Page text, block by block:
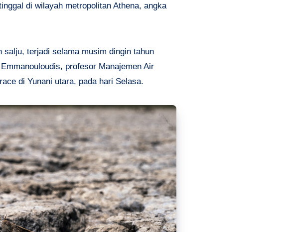
di wilayah metropolitan Athena, angka
salju, terjadi selama musim dingin tahun
profesor Manajemen Air
di Yunani utara, pada hari Selasa.